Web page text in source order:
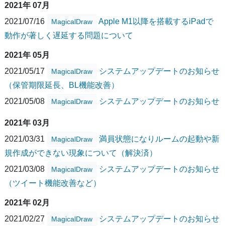
2021年 07月
2021/07/16
MagicalDraw
Apple M1以降を搭載するiPadで
動作が著しく遅延する問題について
2021年 05月
2021/05/17
MagicalDraw
システムアップデートのお知らせ
（保管期限延長、BL機能改善）
2021/05/08
MagicalDraw システムアップデートのお知らせ
2021年 03月
2021/03/31
MagicalDraw
満員状態になりルームの起動や新
規作成ができない現象について（解決済）
2021/03/08
MagicalDraw
システムアップデートのお知らせ
（ツイート機能改善など）
2021年 02月
2021/02/27
MagicalDraw システムアップデートのお知らせ